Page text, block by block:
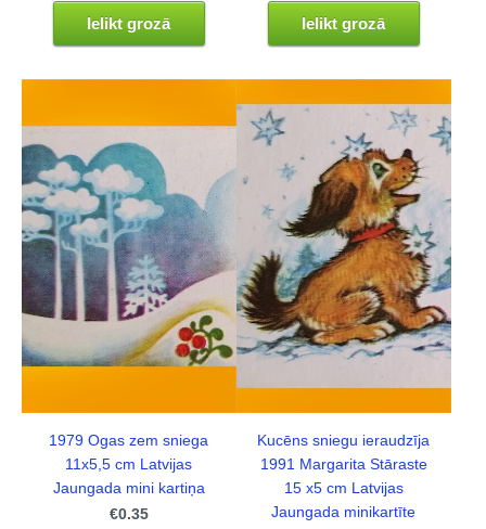
Ielikt grozā Ielikt grozā
1979 Ogas zem sniega
11x5,5 cm Latvijas
Jaungada mini kartiņa
€0.35
Kucēns sniegu ieraudzīja
1991 Margarita Stāraste
15 x5 cm Latvijas
Jaungada minikartīte